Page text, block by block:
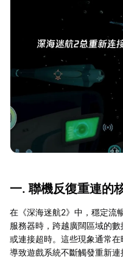
一. 聯機反復重連的
在《深海迷航2》中，穩定流
服務器時，跨越廣闊區域的
或連接超時。這些現象通常
導致遊戲系統不斷觸發重新連